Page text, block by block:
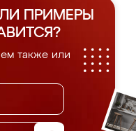
ПРИМЕРЫ
также или